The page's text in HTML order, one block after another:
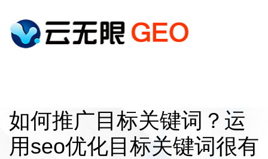
如何推广目标关键词？运
用seo优化目标关键词很有